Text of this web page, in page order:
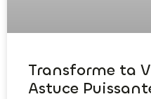
Transforme ta
Astuce